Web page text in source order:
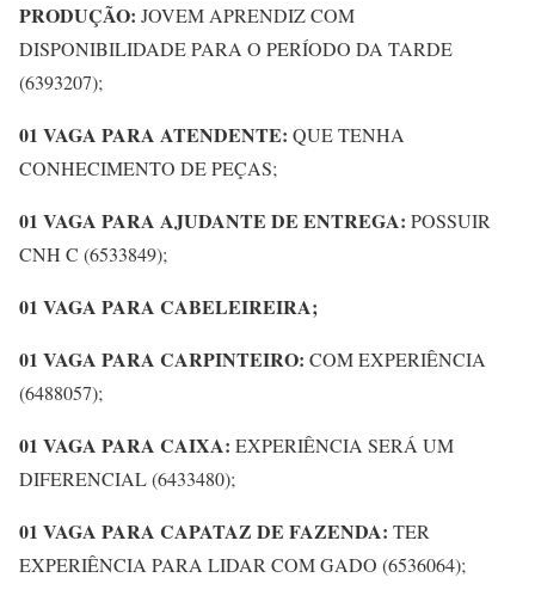
PRODUÇÃO: JOVEM APRENDIZ COM
DISPONIBILIDADE PARA O PERÍODO DA TARDE
(6393207);
01 VAGA PARA ATENDENTE: QUE TENHA
CONHECIMENTO DE PEÇAS;
01 VAGA PARA AJUDANTE DE ENTREGA: POSSUIR
CNH C (6533849);
01 VAGA PARA CABELEIREIRA;
01 VAGA PARA CARPINTEIRO: COM EXPERIÊNCIA
(6488057);
01 VAGA PARA CAIXA: EXPERIÊNCIA SERÁ UM
DIFERENCIAL (6433480);
01 VAGA PARA CAPATAZ DE FAZENDA: TER
EXPERIÊNCIA PARA LIDAR COM GADO (6536064);